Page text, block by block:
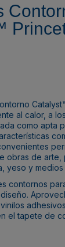
al calor, a
como apta
obras de arte,
yeso y
contornos
el tapete de